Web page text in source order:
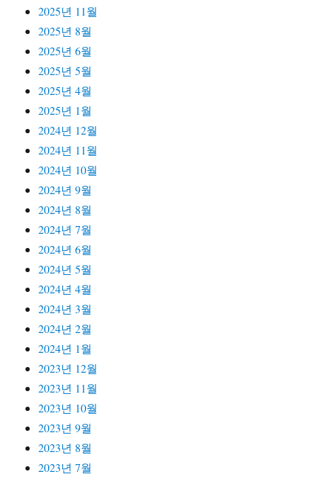
2025년 11월
2025년 8월
2025년 6월
2025년 5월
2025년 4월
2025년 1월
2024년 12월
2024년 11월
2024년 10월
2024년 9월
2024년 8월
2024년 7월
2024년 6월
2024년 5월
2024년 4월
2024년 3월
2024년 2월
2024년 1월
2023년 12월
2023년 11월
2023년 10월
2023년 9월
2023년 8월
2023년 7월